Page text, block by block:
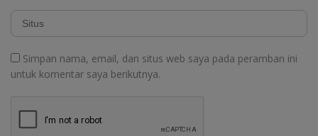
Simpan nama, email, dan situs web saya pada peramban ini
untuk komentar saya berikutnya.